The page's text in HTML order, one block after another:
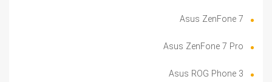
Asus ZenFone 7
Asus ZenFone 7 Pro
Asus ROG Phone 3